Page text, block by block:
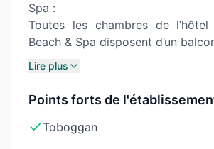
Spa :
Toutes les chambres de
Beach & Spa disposent d’un
Lire plus
Points forts de
Toboggan